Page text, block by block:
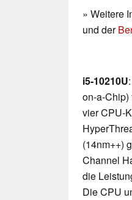
» Weitere
und der
i5-10210U
on-a-Chip)
vier CPU-
(14nm++)
Channel
die
Die CPU